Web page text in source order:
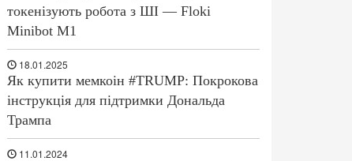
токенізують робота з ШІ — Floki
Minibot M1
18.01.2025
Як купити мемкоін #TRUMP: Покрокова
інструкція для підтримки Дональда
Трампа
11.01.2024